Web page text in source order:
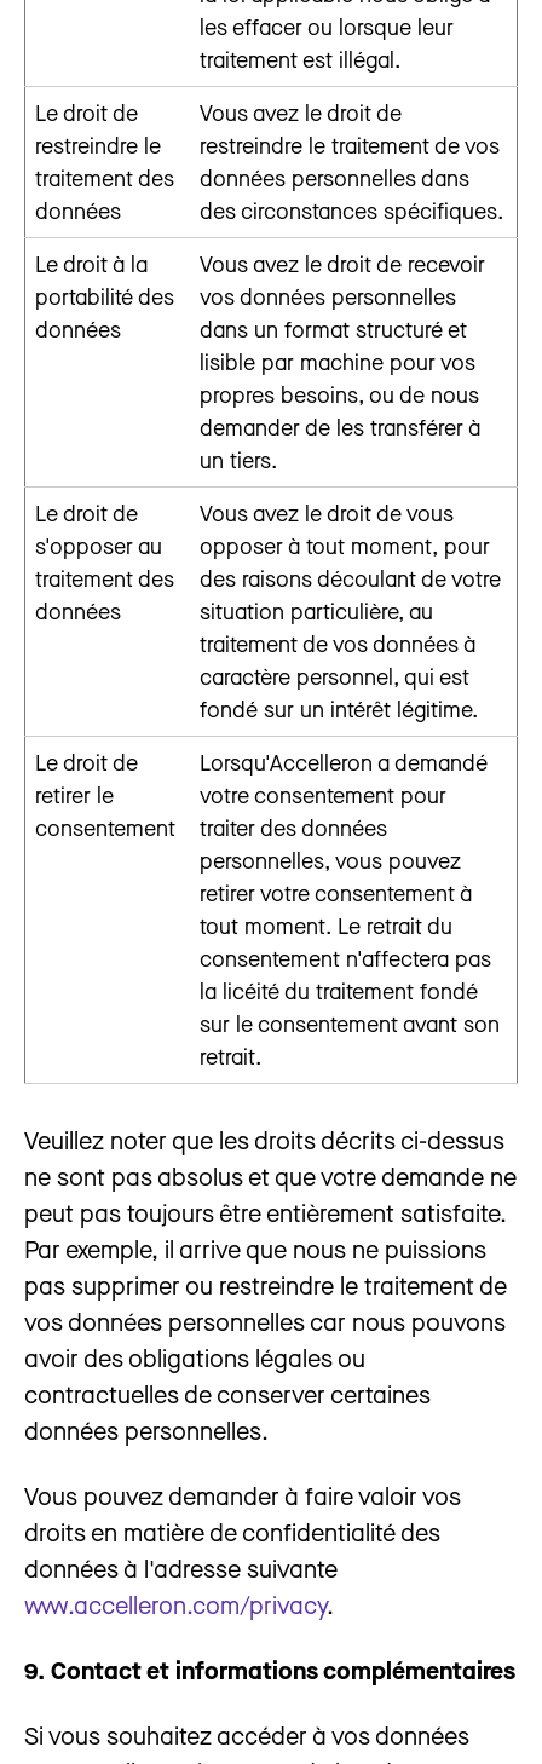
les effacer ou lorsque leur
traitement est illégal.
Le droit de
restreindre le
traitement des
données
Vous avez le droit de
restreindre le traitement de vos
données personnelles dans
des circonstances spécifiques.
Le droit à la
portabilité des
données
Vous avez le droit de recevoir
vos données personnelles
dans un format structuré et
lisible par machine pour vos
propres besoins, ou de nous
demander de les transférer à
un tiers.
Le droit de
s'opposer au
traitement des
données
Vous avez le droit de vous
opposer à tout moment, pour
des raisons découlant de votre
situation particulière, au
traitement de vos données à
caractère personnel, qui est
fondé sur un intérêt légitime.
Le droit de
retirer le
consentement
Lorsqu'Accelleron a demandé
votre consentement pour
traiter des données
personnelles, vous pouvez
retirer votre consentement à
tout moment. Le retrait du
consentement n'affectera pas
la licéité du traitement fondé
sur le consentement avant son
retrait.
Veuillez noter que les droits décrits ci-dessus
ne sont pas absolus et que votre demande ne
peut pas toujours être entièrement satisfaite.
Par exemple, il arrive que nous ne puissions
pas supprimer ou restreindre le traitement de
vos données personnelles car nous pouvons
avoir des obligations légales ou
contractuelles de conserver certaines
données personnelles.
Vous pouvez demander à faire valoir vos
droits en matière de confidentialité des
données à l'adresse suivante
www.accelleron.com/privacy.
9. Contact et informations complémentaires
Si vous souhaitez accéder à vos données